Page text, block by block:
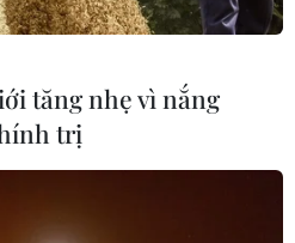
tăng nhẹ vì nắng
trị